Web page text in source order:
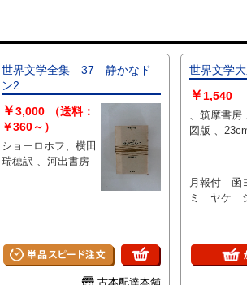
世界文学全集 37 静かなド
ン2
￥3,000
（送料：
￥360～）
ショーロホフ、横田
瑞穂訳 、河出書房
古本配達本舗
世界文学
￥ 1,540
、筑摩書房 、501p
図版 、
月報付 函
ミ ヤケ